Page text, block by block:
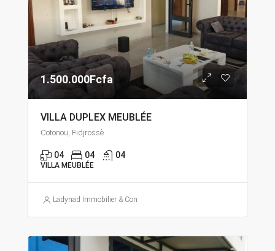
1.500.000Fcfa
VILLA DUPLEX MEUBLÉE
Cotonou, Fidjrossè
04 04 04
VILLA MEUBLÉE
Ladynad Immobilier & Construction